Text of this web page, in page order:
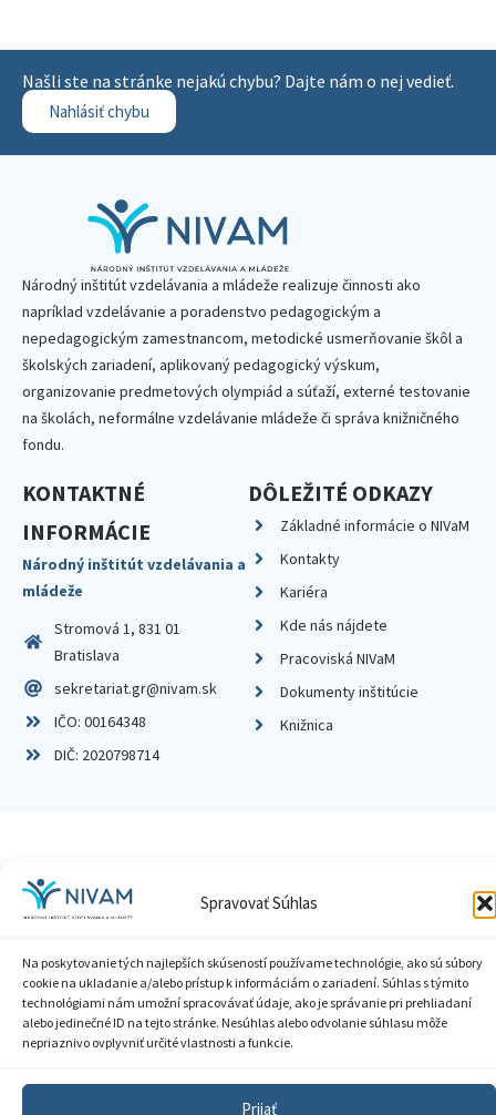
Spravovať Súhlas
Na poskytovanie tých najlepších skúseností používame technológie, ako sú súbory
cookie na ukladanie a/alebo prístup k informáciám o zariadení. Súhlas s týmito
technológiami nám umožní spracovávať údaje, ako je správanie pri prehliadaní
alebo jedinečné ID na tejto stránke. Nesúhlas alebo odvolanie súhlasu môže
nepriaznivo ovplyvniť určité vlastnosti a funkcie.
Prijať
Našli ste na stránke nejakú chybu? Dajte nám o nej vedieť.
Nahlásiť chybu
Národný inštitút vzdelávania a mládeže realizuje činnosti ako
napríklad vzdelávanie a poradenstvo pedagogickým a
nepedagogickým zamestnancom, metodické usmerňovanie škôl a
školských zariadení, aplikovaný pedagogický výskum,
organizovanie predmetových olympiád a súťaží, externé testovanie
na školách, neformálne vzdelávanie mládeže či správa knižničného
fondu.
KONTAKTNÉ
INFORMÁCIE
Národný inštitút vzdelávania a
mládeže
Stromová 1, 831 01
Bratislava
sekretariat.gr@nivam.sk
IČO: 00164348
DIČ: 2020798714
DÔLEŽITÉ ODKAZY
Základné informácie o NIVaM
Kontakty
Kariéra
Kde nás nájdete
Pracoviská NIVaM
Dokumenty inštitúcie
Knižnica
© 2026 Národný inštitút vzdelávania a mládeže
Vyhlásenie o prístupnosti
Sprístupnenie informácií
Nastavenia cookies